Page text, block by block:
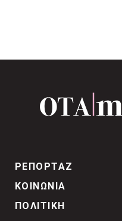
ΡΕΠΟΡΤΑΖ
ΚΟΙΝΩΝΙΑ
ΠΟΛΙΤΙΚΗ